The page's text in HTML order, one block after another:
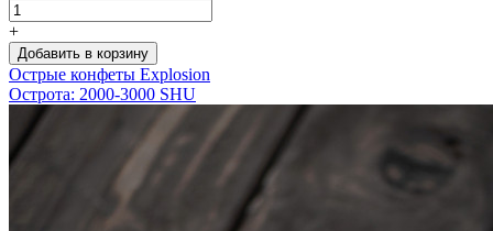
+
Добавить в корзину
Острые конфеты Explosion
Острота: 2000-3000 SHU